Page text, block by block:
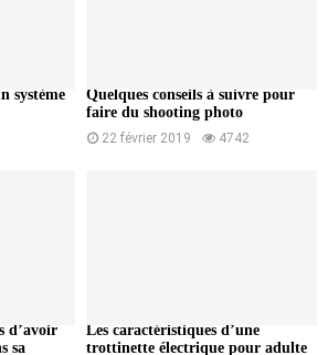
système
Quelques conseils à suivre pour
faire du shooting photo
22 février 2019 4742
d’avoir
sa
Les caractéristiques d’une
trottinette électrique pour adulte